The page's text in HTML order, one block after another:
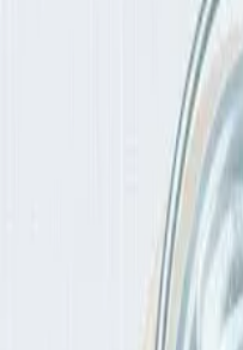
угрозу.